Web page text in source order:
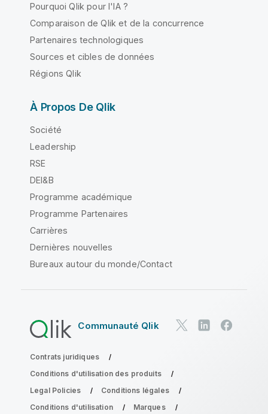
Pourquoi Qlik pour l'IA ?
Comparaison de Qlik et de la concurrence
Partenaires technologiques
Sources et cibles de données
Régions Qlik
À Propos De Qlik
Société
Leadership
RSE
DEI&B
Programme académique
Programme Partenaires
Carrières
Dernières nouvelles
Bureaux autour du monde/Contact
Communauté Qlik
Contrats juridiques
Conditions d'utilisation des produits
Legal Policies
Conditions légales
Conditions d'utilisation
Marques